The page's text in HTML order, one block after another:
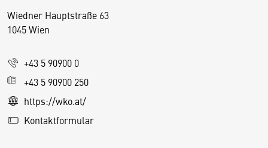
Wiedner Hauptstraße 63
1045 Wien
+43 5 90900 0
+43 5 90900 250
https://wko.at/
Kontaktformular
D
s
e
S
e